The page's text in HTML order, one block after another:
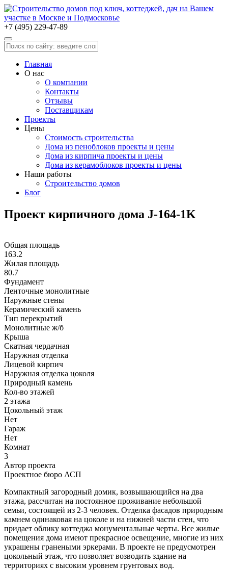
+7 (495) 229-47-89
Главная
О нас
О компании
Контакты
Отзывы
Поставщикам
Проекты
Цены
Стоимость строительства
Дома из пеноблоков проекты и цены
Дома из кирпича проекты и цены
Дома из керамоблоков проекты и цены
Наши работы
Строительство домов
Блог
Проект кирпичного дома J-164-1K
Общая площадь
163.2
Жилая площадь
80.7
Фундамент
Ленточные монолитные
Наружные стены
Керамический камень
Тип перекрытий
Монолитные ж/б
Крыша
Скатная чердачная
Наружная отделка
Лицевой кирпич
Наружная отделка цоколя
Природный камень
Кол-во этажей
2 этажа
Цокольный этаж
Нет
Гараж
Нет
Комнат
3
Автор проекта
Проектное бюро АСП
Компактный загородный домик, возвышающийся на два
этажа, рассчитан на постоянное проживание небольшой
семьи, состоящей из 2-3 человек. Отделка фасадов природным
камнем одинаковая на цоколе и на нижней части стен, что
придает облику коттеджа монументальные черты. Все жилые
помещения дома имеют прекрасное освещение, многие из них
украшены гранеными эркерами. В проекте не предусмотрен
цокольный этаж, что позволяет возводить здание на
территориях с высоким уровнем грунтовых вод.